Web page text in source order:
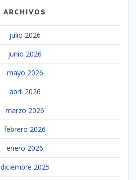
ARCHIVOS
julio 2026
junio 2026
mayo 2026
abril 2026
marzo 2026
febrero 2026
enero 2026
diciembre 2025